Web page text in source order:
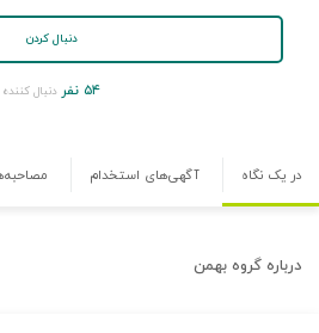
دنبال کردن
۵۴ نفر دنبال کننده
در یک نگاه آگهی‌های استخدام
درباره گروه بهمن